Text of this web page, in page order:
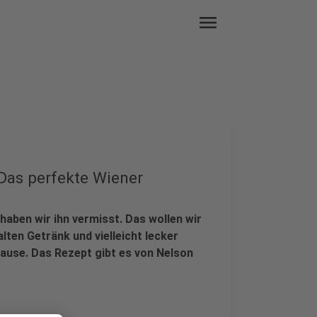
menu
perfekte Wiener
wir ihn vermisst. Das wollen wir
Getränk und vielleicht lecker
Das Rezept gibt es von Nelson